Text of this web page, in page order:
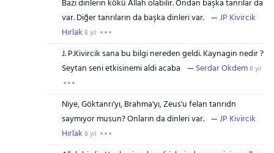
Bazı dinlerin kökü Allah olabilir. Ondan başka tanrılar da
var. Diğer tanrıların da başka dinleri var.
JP Kivircik
Hırlak 8 yıl
J. P.Kivircik sana bu bilgi nereden geldi. Kaynagin nedir ?
Seytan seni etkisinemi aldi acaba
Serdar Okdem8 yıl
Niye, Göktanrı'yı, Brahma'yı, Zeus'u felan tanrıdn
saymıyor musun? Onların da dinleri var.
JP Kivircik
Hırlak 8 yıl